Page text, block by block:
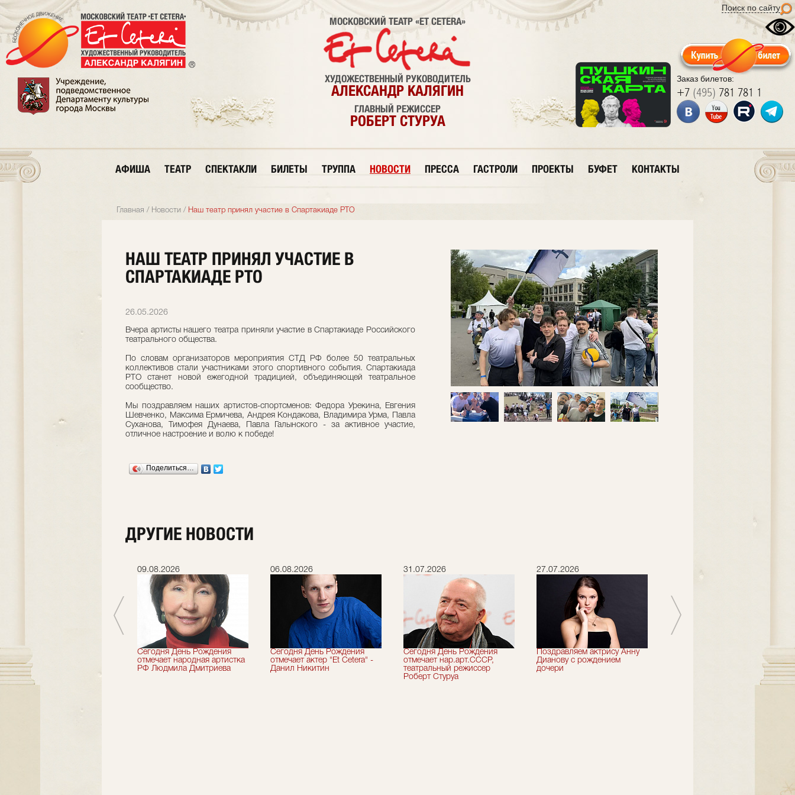
Поиск по сайту
Заказ билетов:
+7 (495) 781 781 1
МОСКОВСКИЙ ТЕАТР «ET CETERA»
ХУДОЖЕСТВЕННЫЙ РУКОВОДИТЕЛЬ
АЛЕКСАНДР КАЛЯГИН
ГЛАВНЫЙ РЕЖИССЕР
РОБЕРТ СТУРУА
АФИША ТЕАТР СПЕКТАКЛИ БИЛЕТЫ ТРУППА НОВОСТИ ПРЕССА ГАСТРОЛИ ПРОЕКТЫ БУФЕТ КОНТАКТЫ
Главная / Новости / Наш театр принял участие в Спартакиаде РТО
НАШ ТЕАТР ПРИНЯЛ УЧАСТИЕ В
СПАРТАКИАДЕ РТО
26.05.2026
Вчера артисты нашего театра приняли участие в Спартакиаде Российского
театрального общества.
По словам организаторов мероприятия СТД РФ более 50 театральных
коллективов стали участниками этого спортивного события. Спартакиада
РТО станет новой ежегодной традицией, объединяющей театральное
сообщество.
Мы поздравляем наших артистов-спортсменов: Федора Урекина, Евгения
Шевченко, Максима Ермичева, Андрея Кондакова, Владимира Урма, Павла
Суханова, Тимофея Дунаева, Павла Галынского - за активное участие,
отличное настроение и волю к победе!
Поделиться…
ДРУГИЕ НОВОСТИ
засл.деятель искусств
России Николай Максимов
09.08.2026
Сегодня День Рождения
отмечает народная артистка
РФ Людмила Дмитриева
06.08.2026
Сегодня День Рождения
отмечает актер "Et Cetera" -
Данил Никитин
31.07.2026
Сегодня День Рождения
отмечает нар.арт.СССР,
театральный режиссер
Роберт Стуруа
27.07.2026
Поздравляем актрису Анну
Дианову с рождением
дочери
Cetera" Петру Смидовичу